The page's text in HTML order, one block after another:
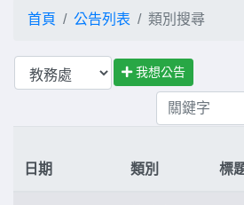
首頁 公告列表 類別搜尋
我想公告
日期 類別 標